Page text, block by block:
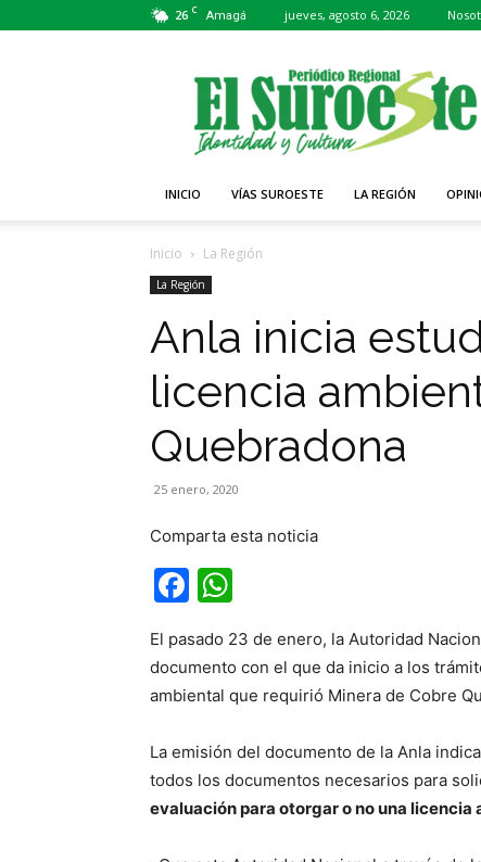
26 C Amagá jueves, agosto 6, 2026
Periódico
El
Suroeste
INICIO VÍAS SUROESTE LA REGIÓN
Inicio La Región
La Región
Anla inicia
licencia
Quebradona
25 enero, 2020
Comparta esta noticia
Facebook
El pasado 23 de enero, la Autoridad
documento con el que da inicio a los
ambiental que requirió Minera de Cobre
La emisión del documento de la Anla
todos los documentos necesarios para
evaluación para otorgar o no una